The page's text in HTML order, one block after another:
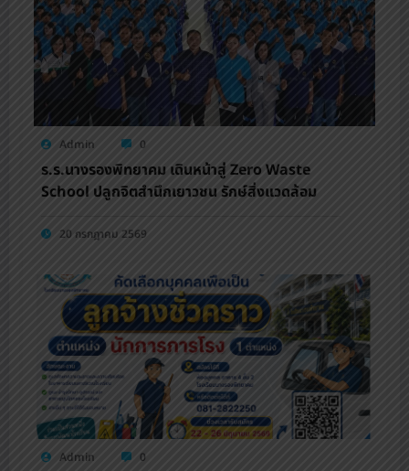
Admin 0
ร.ร.นางรองพิทยาคม เดินหน้าสู่ Zero Waste
School ปลูกจิตสำนึกเยาวชน รักษ์สิ่งแวดล้อม
20 กรกฎาคม 2569
Admin 0